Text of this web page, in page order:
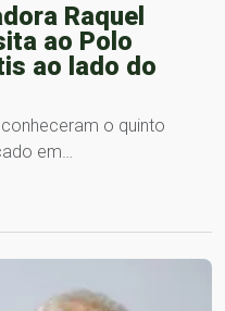
Raquel
ao Polo
ao lado do
o quinto
em…